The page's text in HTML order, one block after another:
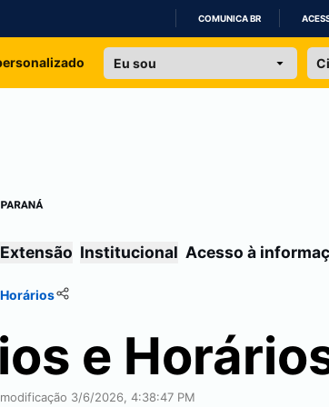
IR
COMUNICA BR
Extensão Institucional Acesso à
e
3/6/2026, 4:38:47 PM